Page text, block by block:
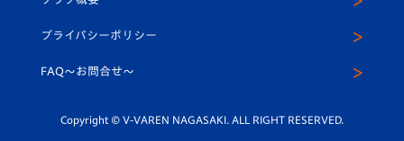
平和祈念活動
ホームタウン活動
スクール
公式LINE＠
プライバシーポリシー
FAQ〜お問合せ〜
Copyright © V-VAREN NAGASAKI. ALL RIGHT RESERVED.